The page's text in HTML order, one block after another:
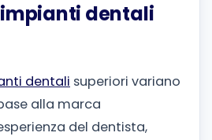
dentali
dentali superiori variano
alla marca
del dentista,